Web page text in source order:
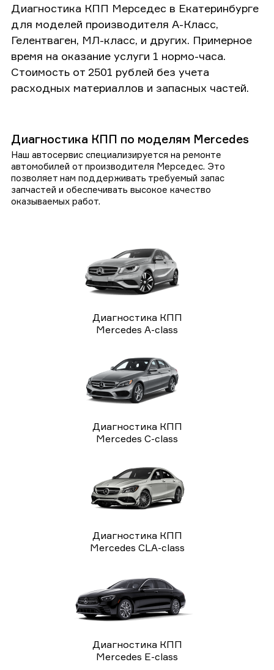
Диагностика КПП Мерседес в Екатеринбурге
для моделей производителя А-Класс,
Гелентваген, МЛ-класс, и других. Примерное
время на оказание услуги 1 нормо-часа.
Стоимость от 2501 рублей без учета
расходных материаллов и запасных частей.
Диагностика КПП по моделям Mercedes
Наш автосервис специализируется на ремонте
автомобилей от производителя Мерседес. Это
позволяет нам поддерживать требуемый запас
запчастей и обеспечивать высокое качество
оказываемых работ.
Диагностика КПП
Mercedes A-class
Диагностика КПП
Mercedes C-class
Диагностика КПП
Mercedes CLA-class
Диагностика КПП
Mercedes E-class